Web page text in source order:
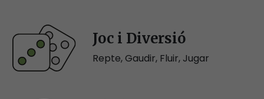
Joc i Diversió
Repte, Gaudir, Fluir, Jugar